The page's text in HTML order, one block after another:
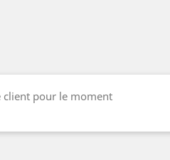
client pour le moment